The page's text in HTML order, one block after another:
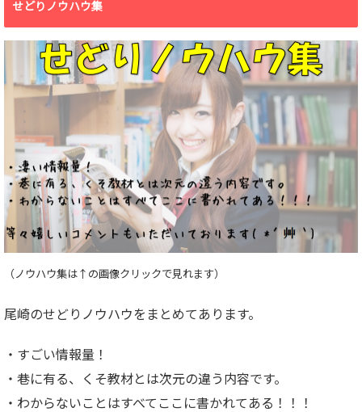
せどりノウハウ集
（ノウハウ集は↑の画像クリックで見れます）
尾崎のせどりノウハウをまとめてあります。
・すごい情報量！
・巷に有る、くそ教材とは次元の違う内容です。
・わからないことはすべてここに書かれてある！！！